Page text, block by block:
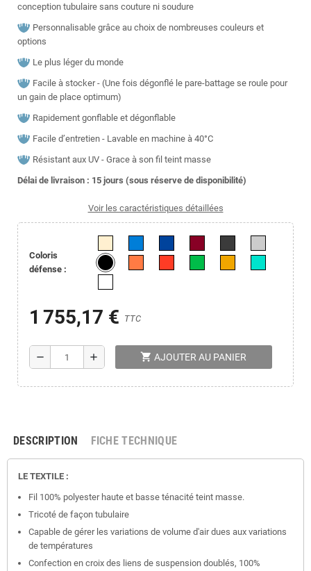
conception tubulaire sans couture ni soudure
Personnalisable grâce au choix de nombreuses couleurs et
options
Le plus léger du monde
Facile à stocker - (Une fois dégonflé le pare-battage se roule pour
un gain de place optimum)
Rapidement gonflable et dégonflable
Facile d’entretien - Lavable en machine à 40°C
Résistant aux UV - Grace à son fil teint masse
Délai de livraison : 15 jours (sous réserve de disponibilité)
Voir les caractéristiques détaillées
Coloris
défense :
1 755,17 € TTC
remove add shopping_cart AJOUTER AU PANIER
DESCRIPTION FICHE TECHNIQUE
LE TEXTILE :
Fil 100% polyester haute et basse ténacité teint masse.
Tricoté de façon tubulaire
Capable de gérer les variations de volume d'air dues aux variations
de températures
Confection en croix des liens de suspension doublés, 100%